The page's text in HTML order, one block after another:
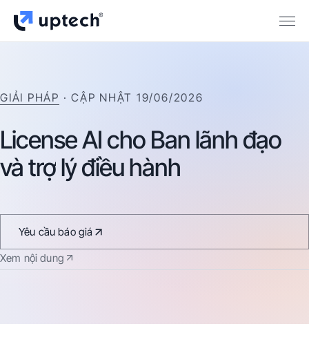
GIẢI PHÁP · CẬP NHẬT 19/06/2026
LicenseAI cho Ban lãnh đạo
vàtrợlýđiềuhành
Yêu cầu báo giá
Xem nội dung